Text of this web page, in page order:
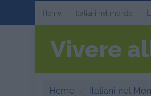
Home Italiani nel mondo
Vivere
Home Italiani nel